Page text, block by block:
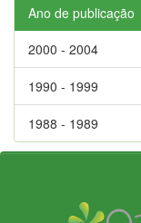
Ano de publicação
2000 - 2004
1990 - 1999
1988 - 1989